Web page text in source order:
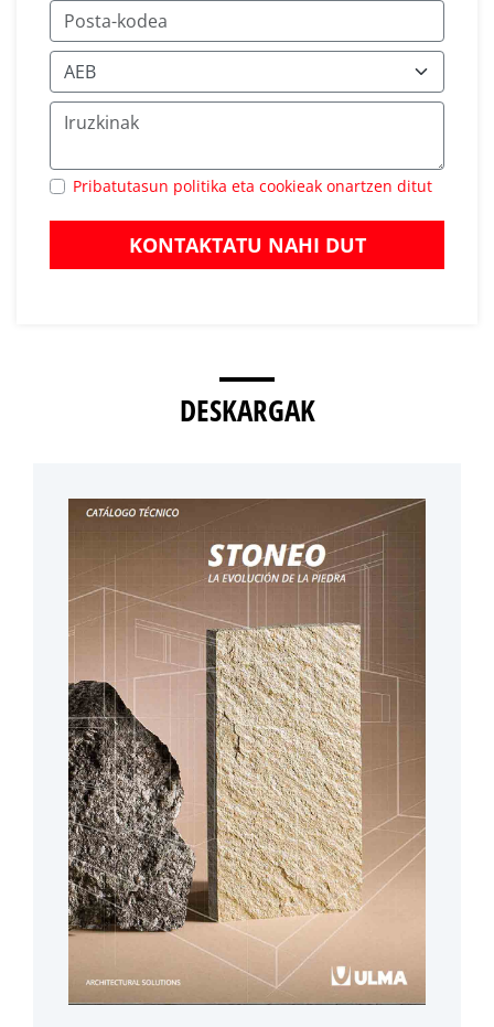
Pribatutasun politika eta cookieak onartzen ditut
KONTAKTATU NAHI DUT
DESKARGAK